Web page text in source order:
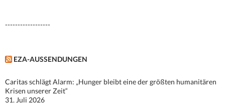
------------------
EZA-AUSSENDUNGEN
Caritas schlägt Alarm: „Hunger bleibt eine der größten humanitären
Krisen unserer Zeit“
31. Juli 2026